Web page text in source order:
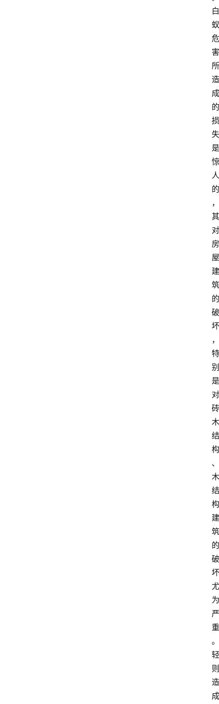
白
蚁
危
害
所
造
成
的
损
失
是
惊
人
的
，
其
对
房
屋
建
筑
的
破
坏
，
特
别
是
对
砖
木
结
构
、
木
结
构
建
筑
的
破
坏
尤
为
严
重
。
轻
则
造
成